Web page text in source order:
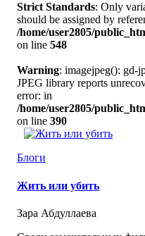
Strict Standards: Only
should be assigned by
/home/user2805/
on line 548
Warning: imagejpeg(): gd-
JPEG library reports
error: in
/home/user2805/
on line 390
Блоги
Жить или убить
Зара Абдуллаева